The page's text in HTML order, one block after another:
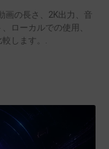
画の長さ、2K出力、音
ローカルでの使用、
します。.